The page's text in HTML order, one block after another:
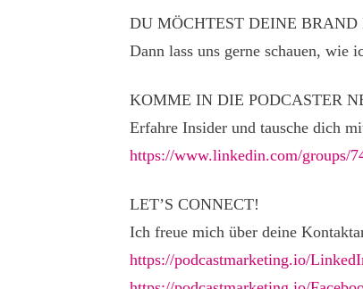
DU MÖCHTEST DEINE BRAND
Dann lass uns gerne schauen, wie
KOMME IN DIE PODCASTER
Erfahre Insider und tausche dich
https://www.linkedin.com/groups/
LET’S CONNECT!
Ich freue mich über deine
https://podcastmarketing.io/